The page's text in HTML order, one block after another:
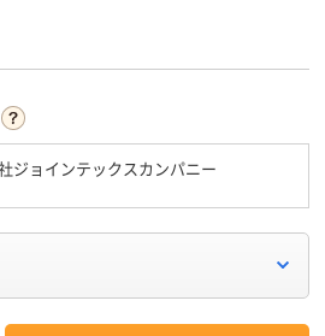
ジョインテックスカンパニー